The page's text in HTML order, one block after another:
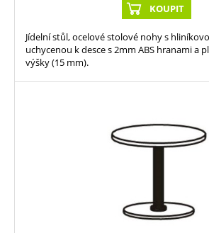
KOUPIT
Jídelní stůl, ocelové stolové nohy s
uchycenou k desce s 2mm ABS hranami a
výšky (15 mm).